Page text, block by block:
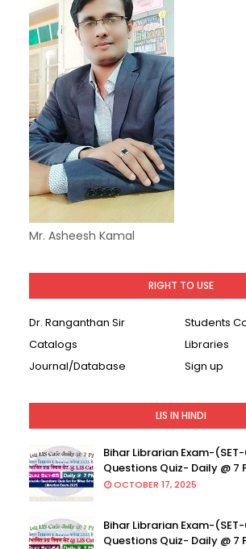
Mr. Asheesh Kamal
RIGHT TO USE
Dr. Ranganthan Sir
Students
Catalogs
Libraries
Journal/Database
Sign up
LIS IN HINDI
Bihar Librarian Exam-
Questions Quiz- Daily @ 7
OCTOBER 17, 2025
Bihar Librarian Exam-
Questions Quiz- Daily @ 7